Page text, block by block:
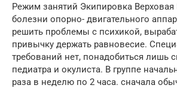
Режим занятий Экипировка Верховая
болезни опорно- двигательного
решить проблемы с психикой,
привычку держать равновесие.
требований нет, понадобиться лишь
педиатра и окулиста. В группе
раза в неделю по 2 часа. сначала